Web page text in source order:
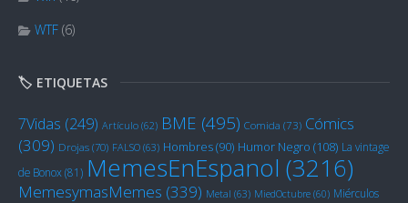
WTF (6)
🏷️ ETIQUETAS
7Vidas (249) Artículo (62) BME (495) Comida (73) Cómics
(309) Drojas (70) FALSO (63) Hombres(90) Humor Negro (108) La vintage
de Bonox(81) MemesEnEspanol (3216)
MemesymasMemes (339) Metal (63) MiedOctubre (60) Miérculos